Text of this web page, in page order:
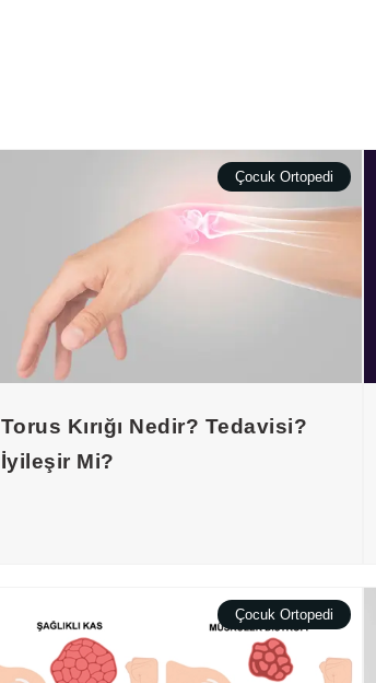
Çocuk Ortopedi
Torus Kırığı Nedir? Tedavisi?
İyileşir Mi?
Çocuk Ortopedi